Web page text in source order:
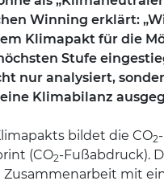
Winning erklärt:
Klimapakt für die
Stufe
nur analysiert,
Klimabilanz
bildet die CO2
(CO2-Fußabdruck).
mit